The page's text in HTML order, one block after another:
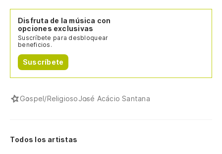
Disfruta de la música con
opciones exclusivas
Suscríbete para desbloquear
beneficios.
Suscríbete
Gospel/ReligiosoJosé Acácio Santana
Todos los artistas